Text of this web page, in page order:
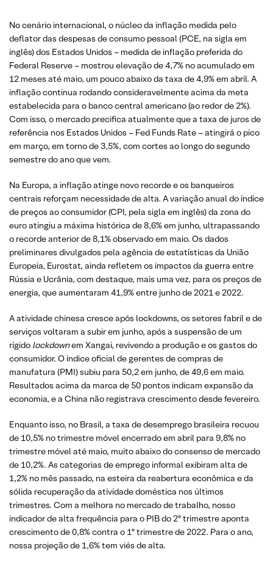
No cenário internacional, o núcleo da inflação medida pelo
deflator das despesas de consumo pessoal (PCE, na sigla em
inglês) dos Estados Unidos – medida de inflação preferida do
Federal Reserve – mostrou elevação de 4,7% no acumulado em
12 meses até maio, um pouco abaixo da taxa de 4,9% em abril. A
inflação continua rodando consideravelmente acima da meta
estabelecida para o banco central americano (ao redor de 2%).
Com isso, o mercado precifica atualmente que a taxa de juros de
referência nos Estados Unidos – Fed Funds Rate – atingirá o pico
em março, em torno de 3,5%, com cortes ao longo do segundo
semestre do ano que vem.
Na Europa, a inflação atinge novo recorde e os banqueiros
centrais reforçam necessidade de alta. A variação anual do índice
de preços ao consumidor (CPI, pela sigla em inglês) da zona do
euro atingiu a máxima histórica de 8,6% em junho, ultrapassando
o recorde anterior de 8,1% observado em maio. Os dados
preliminares divulgados pela agência de estatísticas da União
Europeia, Eurostat, ainda refletem os impactos da guerra entre
Rússia e Ucrânia, com destaque, mais uma vez, para os preços de
energia, que aumentaram 41,9% entre junho de 2021 e 2022.
A atividade chinesa cresce após lockdowns, os setores fabril e de
serviços voltaram a subir em junho, após a suspensão de um
rígido lockdownem Xangai, revivendo a produção e os gastos do
consumidor. O índice oficial de gerentes de compras de
manufatura (PMI) subiu para 50,2 em junho, de 49,6 em maio.
Resultados acima da marca de 50 pontos indicam expansão da
economia, e a China não registrava crescimento desde fevereiro.
Enquanto isso, no Brasil, a taxa de desemprego brasileira recuou
de 10,5% no trimestre móvel encerrado em abril para 9,8% no
trimestre móvel até maio, muito abaixo do consenso de mercado
de 10,2%. As categorias de emprego informal exibiram alta de
1,2% no mês passado, na esteira da reabertura econômica e da
sólida recuperação da atividade doméstica nos últimos
trimestres. Com a melhora no mercado de trabalho, nosso
indicador de alta frequência para o PIB do 2º trimestre aponta
crescimento de 0,8% contra o 1º trimestre de 2022. Para o ano,
nossa projeção de 1,6% tem viés de alta.